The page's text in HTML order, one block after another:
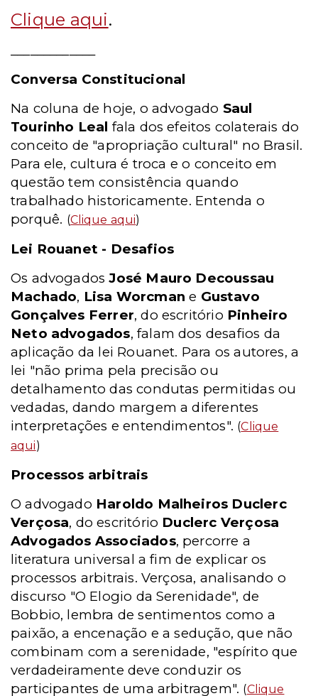
Clique aqui.
Conversa Constitucional
Na coluna de hoje, o advogado Saul
Tourinho Leal fala dos efeitos colaterais do
conceito de "apropriação cultural" no Brasil.
Para ele, cultura é troca e o conceito em
questão tem consistência quando
trabalhado historicamente. Entenda o
porquê. (Clique aqui)
Lei Rouanet - Desafios
Os advogadosJosé Mauro Decoussau
Machado, Lisa Worcman e Gustavo
Gonçalves Ferrer, do escritório Pinheiro
Neto advogados, falam dos desafios da
aplicação da lei Rouanet. Para os autores, a
lei "não prima pela precisão ou
detalhamento das condutas permitidas ou
vedadas, dando margem a diferentes
interpretações e entendimentos". (Clique
aqui)
Processos arbitrais
O advogado Haroldo Malheiros Duclerc
Verçosa, do escritório Duclerc Verçosa
Advogados Associados, percorre a
literatura universal a fim de explicar os
processos arbitrais. Verçosa, analisando o
discurso "O Elogio da Serenidade", de
Bobbio, lembra de sentimentos como a
paixão, a encenação e a sedução, que não
combinam com a serenidade, "espírito que
verdadeiramente deve conduzir os
participantes de uma arbitragem". (Clique